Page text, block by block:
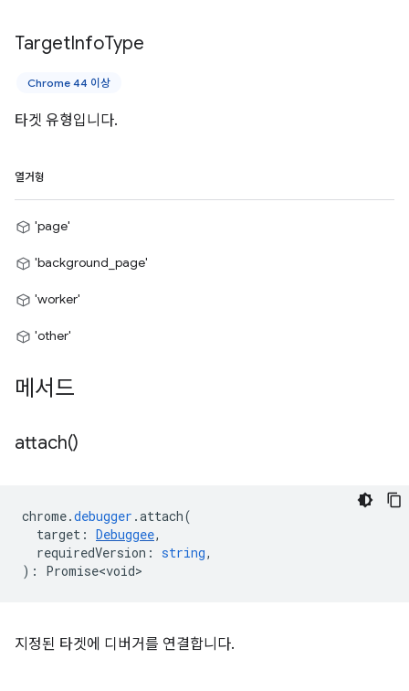
TargetInfoType
Chrome 44 이상
타겟 유형입니다.
열거형
'page'
'background_page'
'worker'
'other'
메서드
attach()
chrome.debugger .attach(
target : Debuggee,
requiredVersion : string,
) : Promise<void>
지정된 타겟에 디버거를 연결합니다.